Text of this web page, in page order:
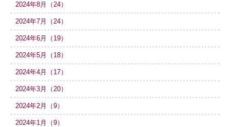
2024年8月（24）
2024年7月（24）
2024年6月（19）
2024年5月（18）
2024年4月（17）
2024年3月（20）
2024年2月（9）
2024年1月（9）